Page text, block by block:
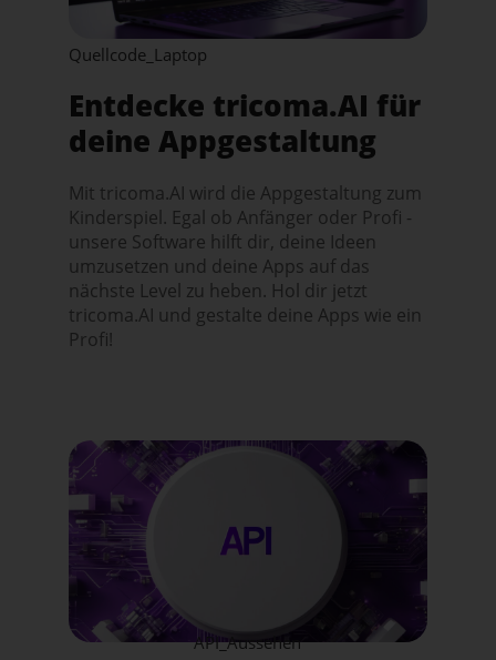
Entdecke tricoma.AI für
deine Appgestaltung
Mit tricoma.AI wird die Appgestaltung zum
Kinderspiel. Egal ob Anfänger oder Profi -
unsere Software hilft dir, deine Ideen
umzusetzen und deine Apps auf das
nächste Level zu heben. Hol dir jetzt
tricoma.AI und gestalte deine Apps wie ein
Profi!
Quellcode_Laptop
API_Aussehen